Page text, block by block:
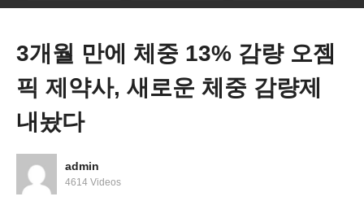
토론 후 해리스 ‘지지율, 모금 등 훈풍’ vs 트럼프 ‘이
민자 혐오 발언 등 후폭풍’
3개월 만에 체중 13% 감량 오젬
픽 제약사, 새로운 체중 감량제
내놨다
admin
4614 Videos